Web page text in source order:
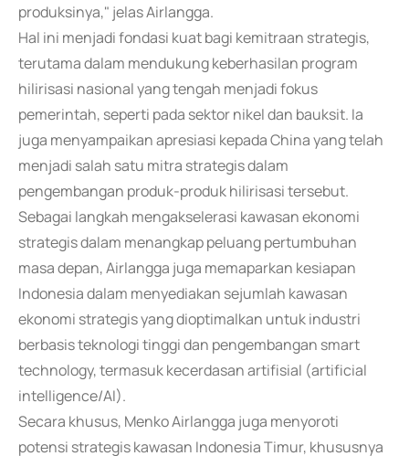
produksinya," jelas Airlangga.
Hal ini menjadi fondasi kuat bagi kemitraan strategis,
terutama dalam mendukung keberhasilan program
hilirisasi nasional yang tengah menjadi fokus
pemerintah, seperti pada sektor nikel dan bauksit. Ia
juga menyampaikan apresiasi kepada China yang telah
menjadi salah satu mitra strategis dalam
pengembangan produk-produk hilirisasi tersebut.
Sebagai langkah mengakselerasi kawasan ekonomi
strategis dalam menangkap peluang pertumbuhan
masa depan, Airlangga juga memaparkan kesiapan
Indonesia dalam menyediakan sejumlah kawasan
ekonomi strategis yang dioptimalkan untuk industri
berbasis teknologi tinggi dan pengembangan smart
technology, termasuk kecerdasan artifisial (artificial
intelligence/AI).
Secara khusus, Menko Airlangga juga menyoroti
potensi strategis kawasan Indonesia Timur, khususnya